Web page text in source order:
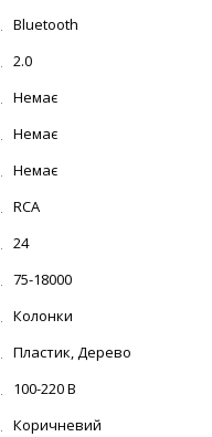
Bluetooth
2.0
Немає
Немає
Немає
RCA
24
75-18000
Колонки
Пластик, Дерево
100-220 В
Коричневий